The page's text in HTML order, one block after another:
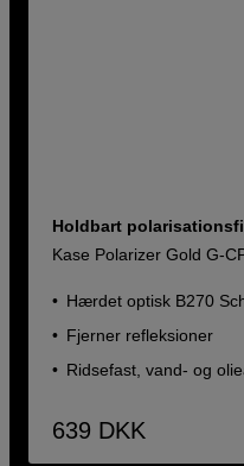
Holdbart
Kase Polarizer Gold G-
Hærdet optisk B270
Fjerner refleksioner
Ridsefast, vand- og
639 DKK